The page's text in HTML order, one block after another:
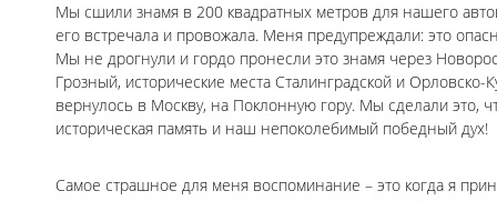
Мы сшили знамя в 200 квадратных метров для нашего
его встречала и провожала. Меня предупреждали: это
Мы не дрогнули и гордо пронесли это знамя через
Грозный, исторические места Сталинградской и
вернулось в Москву, на Поклонную гору. Мы сделали это,
историческая память и наш непоколебимый победный дух!
Самое страшное для меня воспоминание – это когда я